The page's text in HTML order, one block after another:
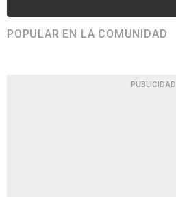
POPULAR EN LA COMUNIDAD
PUBLICIDAD